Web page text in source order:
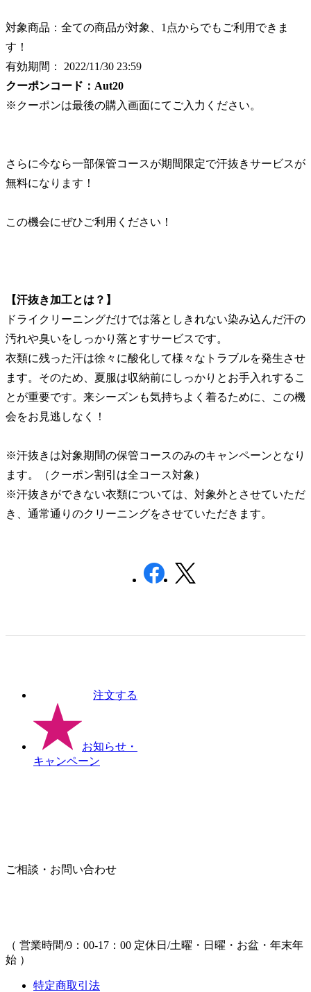
対象商品：全ての商品が対象、1点からでもご利用できま
す！
有効期間： 2022/11/30 23:59
クーポンコード：Aut20
※クーポンは最後の購入画面にてご入力ください。
さらに今なら一部保管コースが期間限定で汗抜きサービスが
無料になります！
この機会にぜひご利用ください！
【汗抜き加工とは？】
ドライクリーニングだけでは落としきれない染み込んだ汗の
汚れや臭いをしっかり落とすサービスです。
衣類に残った汗は徐々に酸化して様々なトラブルを発生させ
ます。そのため、夏服は収納前にしっかりとお手入れするこ
とが重要です。来シーズンも気持ちよく着るために、この機
会をお見逃しなく！
※汗抜きは対象期間の保管コースのみのキャンペーンとなり
ます。（クーポン割引は全コース対象）
※汗抜きができない衣類については、対象外とさせていただ
き、通常通りのクリーニングをさせていただきます。
注文する
お知らせ ・
キャンペーン
ご相談・お問い合わせ
（ 営業時間/9：00-17：00 定休日/土曜・日曜・お盆・年末年
始 ）
特定商取引法